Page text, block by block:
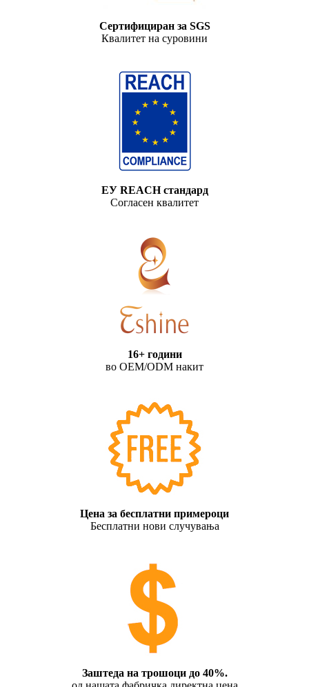
Сертифициран за SGS
Квалитет на суровини
ЕУ REACH стандард
Согласен квалитет
16+ години
во OEM/ODM накит
Цена за бесплатни примероци
Бесплатни нови случувања
Заштеда на трошоци до 40%.